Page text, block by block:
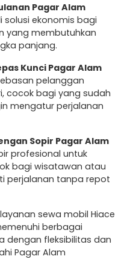
Pagar Alam
solusi ekonomis bagi
yang membutuhkan
panjang.
Kunci Pagar Alam
pelanggan
cocok bagi yang sudah
mengatur perjalanan
Sopir Pagar Alam
profesional untuk
bagi wisatawan atau
perjalanan tanpa repot
sewa mobil Hiace
berbagai
dengan fleksibilitas dan
Pagar Alam